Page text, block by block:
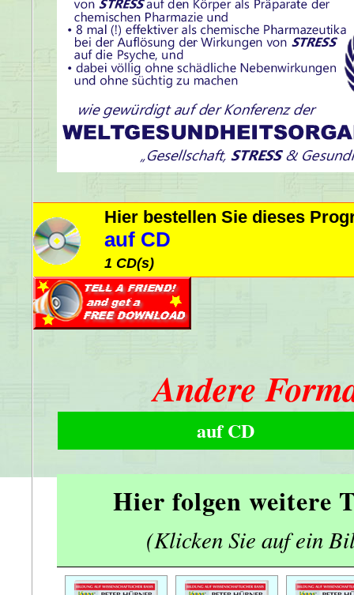
Hier bestellen Sie dieses
auf CD
1 CD(s)
Andere
auf CD
Hier folgen weitere
(Klicken Sie auf ein